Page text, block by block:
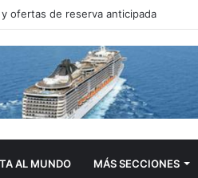
ofertas de reserva anticipada
AL MUNDO MÁS SECCIONES